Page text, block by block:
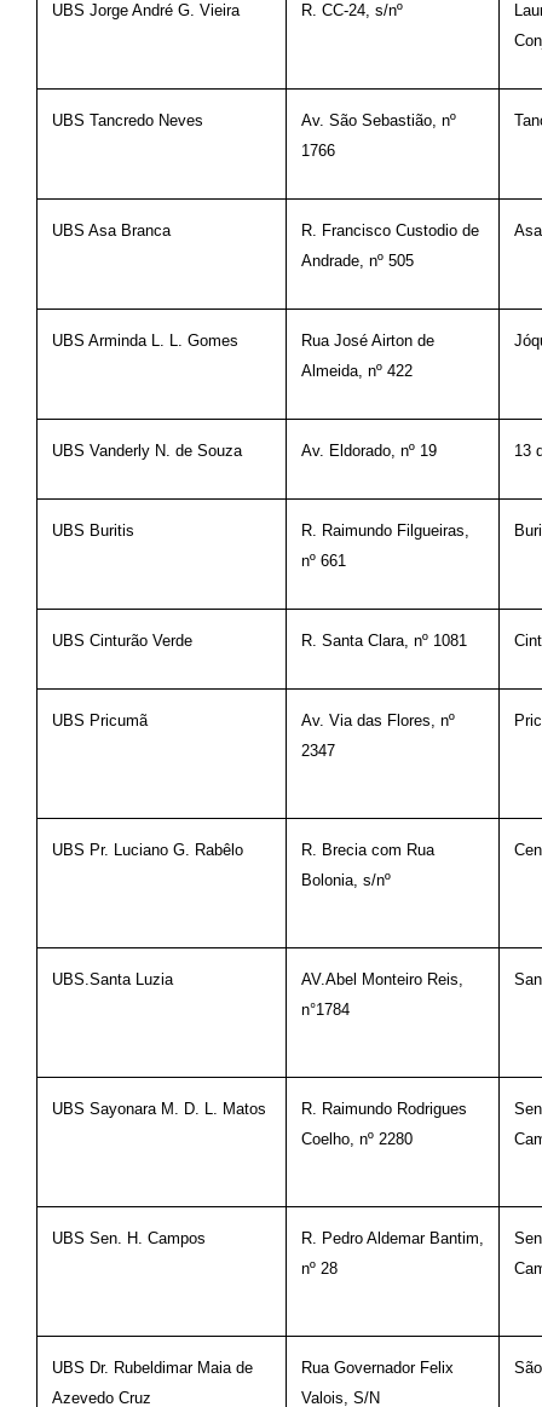
UBS Jorge André G. Vieira R. CC-24, s/nº
UBS Tancredo Neves
Av. São Sebastião, nº
1766
UBS Asa Branca
R. Francisco Custodio de
Andrade, nº 505
UBS Arminda L. L. Gomes
Rua José Airton de
Almeida, nº 422
UBS Vanderly N. de Souza Av. Eldorado, nº 19 13
UBS Buritis
R. Raimundo Filgueiras,
nº 661
UBS Cinturão Verde R. Santa Clara, nº 1081
UBS Pricumã
Av. Via das Flores, nº
2347
UBS Pr. Luciano G. Rabêlo
R. Brecia com Rua
Bolonia, s/nº
UBS.Santa Luzia
AV.Abel Monteiro Reis,
n°1784
UBS Sayonara M. D. L. Matos
R. Raimundo Rodrigues
Coelho, nº 2280
UBS Sen. H. Campos
R. Pedro Aldemar Bantim,
nº 28
UBS Dr. Rubeldimar Maia de
Azevedo Cruz
Rua Governador Felix
Valois, S/N